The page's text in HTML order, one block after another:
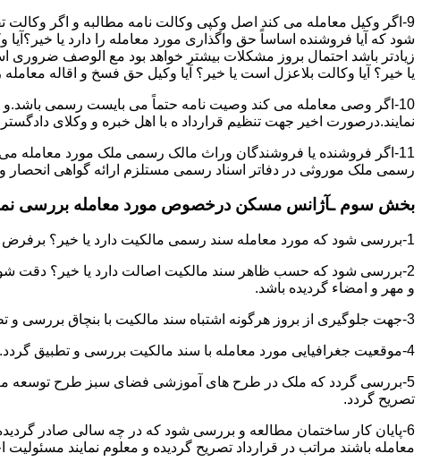
9-اگر وکیل معامله می کند اصل وکپی وکالت نامه مطالبه و اگر
شود که آیا فروشنده اساساً حق واگذاری مورد معامله را دارد یا
زیادتر باشد احتمال بروز مشکلات بیشتر خواهد بود مع الوصف ضروری
یا خیر؟ آیا وکالت بلاعزل است یا خیر؟ آیا وکیل حق فسخ و اقاله معامله
10-اگر وصی معامله می کند وصیت نامه حتماً می بایست رسمی
نمایند.درصورت اخیر جهت تنظیم قرارداد ه با اهل خبره و وکلای
11-اگر فروشنده یا فروشندگان وراث مالک رسمی ملک مورد معامله
رسمی ملک موروثی در دفاتر اسناد رسمی مستلزم ارائه گواهی انحصار
بخش سوم ـآژانس مسکن درخصوص مورد معامله بررسی
1-بررسی شود که مورد معامله سند رسمی مالکیت دارد یا خیر؟ برفرض که پاسخ مثبت باشد:
2-بررسی شود که حسب ظاهر سند مالکیت اصالت دارد یا خیر؟ دقت
و مهر و امضاء گردیده باشد.
3-جهت جلوگیری از بروز هرگونه اشتباه سند مالکیت با بنچاق بررسی و تطبیق گردد.
4-موقعیت جغرافیایی مورد معامله با سند مالکیت بررسی و تطبیق گردد.
5-بررسی گردد که ملک در طرح های آموزشی فضای سبز طرح توسعه
تصریح گردد.
6-پایان کار ساختمان مطالعه و بررسی شود که در چه سالی صادر
معامله باشند مراتب در قرارداد تصریح گردیده و معلوم نمایند